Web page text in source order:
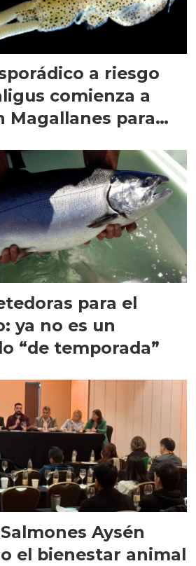
a riesgo
comienza a
Magallanes para
para el
ya no es un
“de temporada”
Aysén
el bienestar animal